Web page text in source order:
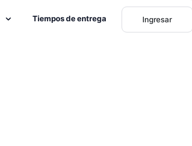
Tiempos de entrega Ingresar